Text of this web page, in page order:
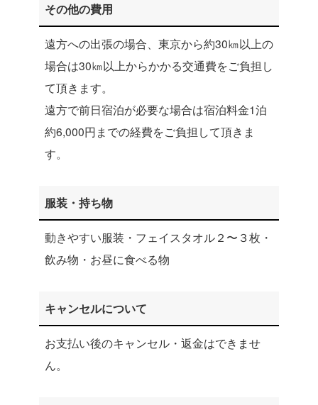
その他の費用
遠方への出張の場合、東京から約30㎞以上の
場合は30㎞以上からかかる交通費をご負担し
て頂きます。
遠方で前日宿泊が必要な場合は宿泊料金1泊
約6,000円までの経費をご負担して頂きま
す。
服装・持ち物
動きやすい服装・フェイスタオル２〜３枚・
飲み物・お昼に食べる物
キャンセルについて
お支払い後のキャンセル・返金はできませ
ん。